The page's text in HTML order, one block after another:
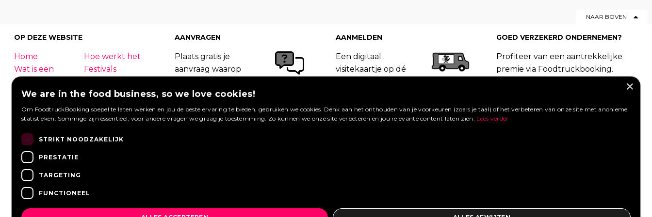
NAAR BOVEN
OP DEZE WEBSITE
Home
Hoe werkt het
Wat is een
foodtruck?
Festivals
Bruiloft
Contact
Inloggen
Overzicht
Meest gestelde
vragen
Wij werken met
Vacatures
AANVRAGEN
Plaats gratis je
aanvraag waarop
FoodtruckBooking.com
kunnen reageren.
AANMELDEN
Een digitaal
visitekaartje op dé
nu aan en profiteer
van de vele
GOED VERZEKERD ONDERNEMEN?
Profiteer van een aantrekkelijke
premie via Foodtruckbooking.
×
We are in the food business, so we love cookies!
Om FoodtruckBooking soepel te laten werken en jou de beste ervaring te bieden, gebruiken we cookies. Denk aan het onthouden van je voorkeuren (zoals je taal) of het verbeteren van onze site met anonieme
statistieken. Sommige zijn essentieel, voor andere vragen we graag je toestemming. Zo kunnen we onze site verbeteren en jou relevante content laten zien. Lees verder
STRIKT NOODZAKELIJK
PRESTATIE
TARGETING
FUNCTIONEEL